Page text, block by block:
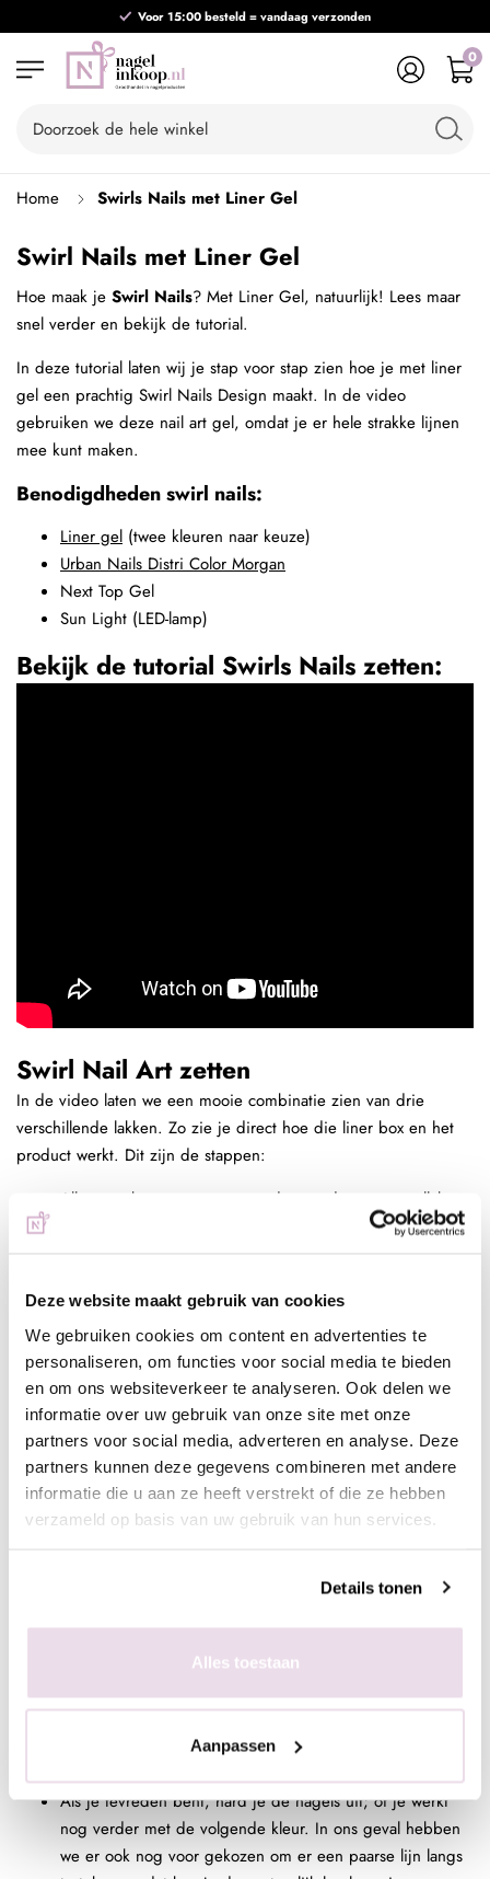
Deze website maakt gebruik van cookies
We gebruiken cookies om content en advertenties te
personaliseren, om functies voor social media te bieden
en om ons websiteverkeer te analyseren. Ook delen we
informatie over uw gebruik van onze site met onze
partners voor social media, adverteren en analyse. Deze
partners kunnen deze gegevens combineren met andere
informatie die u aan ze heeft verstrekt of die ze hebben
verzameld op basis van uw gebruik van hun services.
Details tonen
Alles toestaan
Aanpassen
Voor 15:00 besteld = vandaag verzonden
0
Home Swirls Nails met Liner Gel
Swirl Nails met Liner Gel
Hoe maak je Swirl Nails? Met Liner Gel, natuurlijk! Lees maar
snel verder en bekijk de tutorial.
In deze tutorial laten wij je stap voor stap zien hoe je met liner
gel een prachtig Swirl Nails Design maakt. In de video
gebruiken we deze nail art gel, omdat je er hele strakke lijnen
mee kunt maken.
Benodigdheden swirl nails:
Liner gel (twee kleuren naar keuze)
Urban Nails Distri Color Morgan
Next Top Gel
Sun Light (LED-lamp)
Bekijk de tutorial Swirls Nails zetten:
Swirl Nail Art zetten
In de video laten we een mooie combinatie zien van drie
verschillende lakken. Zo zie je direct hoe die liner box en het
product werkt. Dit zijn de stappen:
Allereerst brengen we een ondergrond aan met gellak.
Voor de ondergrond gebruik ik de kleur Morgan. De Be
heeft van zichzelf; zo is het ondergrondje direct leuk.
Na het aanbrengen hard je de gellak een minuut uit in
de lamp.
Pak de Liner Gel er maar bij. Vóór we de nail art gel
aanbrengen, strijk je het kwastje goed af aan de zijkant.
Je hebt namelijk maar weinig product nodig, want de gel
is heel geconcentreerd. Klaar? Dan kun je direct
beginnen met het tekenen van de swirl.
Als je iets meer druk zet, wordt het lijntje wat breder; en
Je kunt de lijn eventueel corrigeren. Mocht je nog niet zo
Ben je tevreden? Hard de swirl een minuut uit in de LED-
lamp; voordat je verder gaat met de volgende lijn. Ik heb
er in de video voor gekozen om de kleuren zilver en
paars te combineren, dus bekijk vooral hoe ik er nog een
Als je tevreden bent, hard je de nagels uit; of je werkt
nog verder met de volgende kleur. In ons geval hebben
we er ook nog voor gekozen om er een paarse lijn langs